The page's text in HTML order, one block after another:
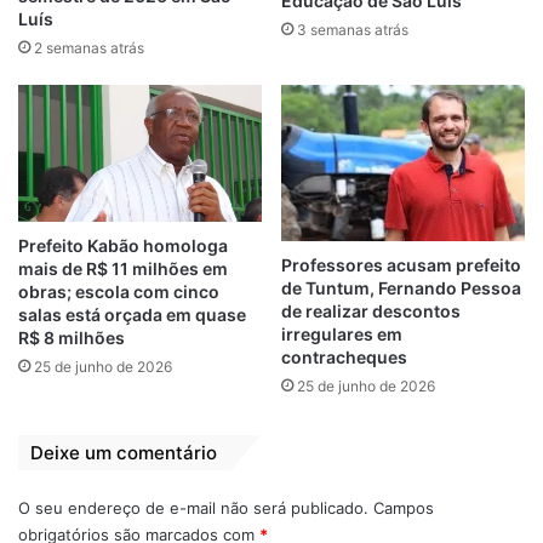
aprova Projeto de
Lei que
regulamenta o
novo Fundeb no
município
27 de março de 2021
Em "PINHEIRO-MA"
Educação Fundeb 2022 Municípios
Luís
2 semanas atrás
3 semanas atrás
Prefeito Kabão homologa
mais de R$ 11 milhões em
obras; escola com cinco
salas está orçada em quase
R$ 8 milhões
25 de junho de 2026
Professores acusam prefeito
de Tuntum, Fernando Pessoa
de realizar descontos
irregulares em
contracheques
25 de junho de 2026
Deixe um comentário
O seu endereço de e-mail não será publicado. Campos
obrigatórios são marcados com *